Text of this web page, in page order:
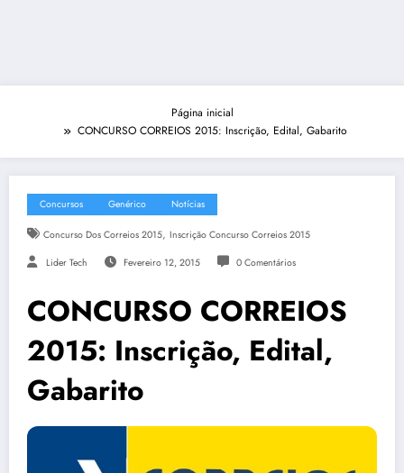
Página inicial
CONCURSO CORREIOS 2015: Inscrição, Edital, Gabarito
Concursos Genérico Notícias
Concurso Dos Correios 2015, Inscrição Concurso Correios 2015
Lider Tech Fevereiro 12, 2015 0 Comentários
CONCURSO CORREIOS
2015: Inscrição, Edital,
Gabarito